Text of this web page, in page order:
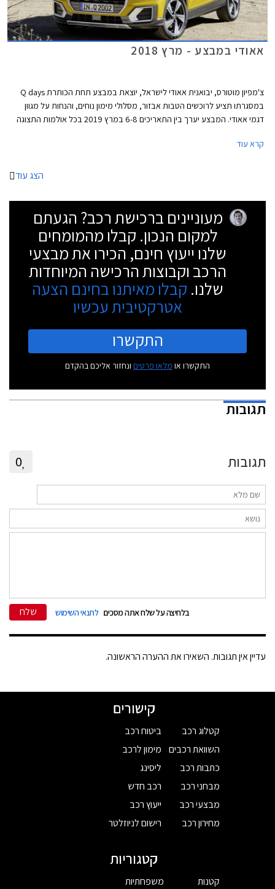
אאודי במבצע - מרץ 2018
צ'מפיון מוטורס, יבואנית אאודי לישראל, יוצאת במבצע תחת הכותרת Q days
במסגרתו תציע לרוכשים הטבות אבזור, מסלולי מימון נוחים, והנחות על מגוון
דגמי אאודי. המבצע יערך בין התאריכים 6-8 במרץ 2019 בכל אולמות התצוגה
קרא עוד
הצג עוד
מעוניינים ברכישת רכב? הגעתם
למקום הנכון. קבלו מהמומחים
שלנו ייעוץ חינם, הכירו את מבצעי
הרכב וקבוצות הרכישה המיוחדות
שלנו. קבלו מאיתנו בחינם הצעה
אטרקטיבית עכשיו
התקשרו
התקשרו או מלאו פרטים ונחזור אליכם בהקדם
תגובות
תגובות 0
בלחיצה על שלח אתה מסכים לתנאי השימוש שלח
עדיין אין תגובות. השאירו את ההערה הראשונה.
קישורים
קטלוג רכב
השוואת רכבים
כתבות רכב
מבחני רכב
מבצעי רכב
מחירון רכב
ביטוח רכב
מימון לרכב
ליסינג
רכב חדש
ייעוץ רכב
רישום לניוזלטר
קטגוריות
קטנות
משפחתיות